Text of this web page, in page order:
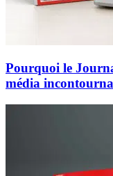
Pourquoi le
média